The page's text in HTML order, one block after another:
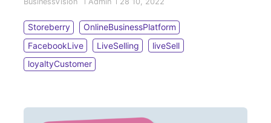
Storeberry
OnlineBusinessPlatform
FacebookLive
LiveSelling
liveSell
loyaltyCustomer